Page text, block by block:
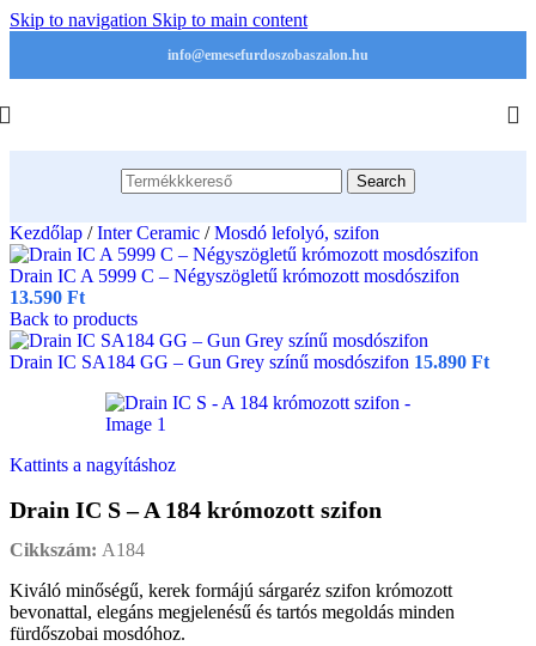
Skip to navigation Skip to main content
info@emesefurdoszobaszalon.hu
Search
Kezdőlap / Inter Ceramic / Mosdó lefolyó, szifon
Drain IC A 5999 C – Négyszögletű krómozott mosdószifon
13.590 Ft
Back to products
Drain IC SA184 GG – Gun Grey színű mosdószifon 15.890 Ft
Kattints a nagyításhoz
Drain IC S – A 184 krómozott szifon
Cikkszám: A184
Kiváló minőségű, kerek formájú sárgaréz szifon krómozott
bevonattal, elegáns megjelenésű és tartós megoldás minden
fürdőszobai mosdóhoz.